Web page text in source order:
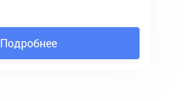
Подробнее